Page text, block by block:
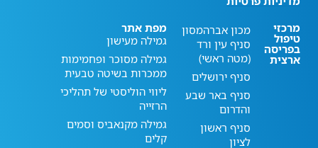
מרכזי
טיפול
בפריסה
ארצית
מכון אברהמסון
סניף עין ורד
(מטה ראשי)
סניף ירושלים
סניף באר שבע
והדרום
סניף ראשון
לציון
מפת אתר
גמילה מעישון
גמילה מסוכר ופחמימות
ממכרות בשיטה טבעית
ליווי הוליסטי של תהליכי
הרזייה
גמילה מקנאביס וסמים
קלים